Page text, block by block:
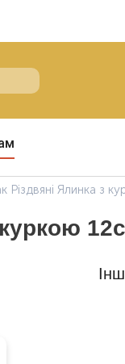
Різдвяні Ялинка з